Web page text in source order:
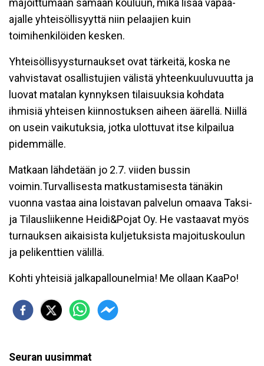
majoittumaan samaan kouluun, mikä lisää vapaa-
ajalle yhteisöllisyyttä niin pelaajien kuin
toimihenkilöiden kesken.
Yhteisöllisyysturnaukset ovat tärkeitä, koska ne
vahvistavat osallistujien välistä yhteenkuuluvuutta ja
luovat matalan kynnyksen tilaisuuksia kohdata
ihmisiä yhteisen kiinnostuksen aiheen äärellä. Niillä
on usein vaikutuksia, jotka ulottuvat itse kilpailua
pidemmälle.
Matkaan lähdetään jo 2.7. viiden bussin
voimin.Turvallisesta matkustamisesta tänäkin
vuonna vastaa aina loistavan palvelun omaava Taksi-
ja Tilausliikenne Heidi&Pojat Oy. He vastaavat myös
turnauksen aikaisista kuljetuksista majoituskoulun
ja pelikenttien välillä.
Kohti yhteisiä jalkapallounelmia! Me ollaan KaaPo!
Seuran uusimmat